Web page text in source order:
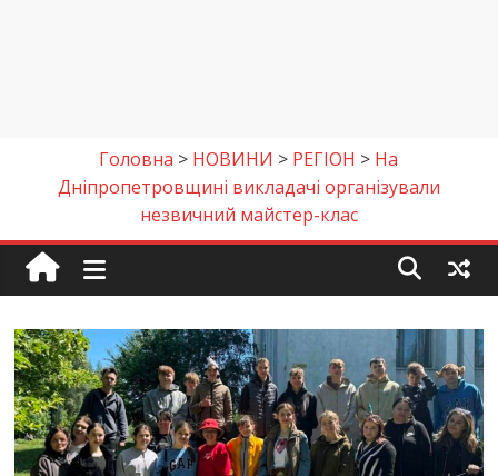
Головна > НОВИНИ > РЕГІОН > На
Дніпропетровщині викладачі організували
незвичний майстер-клас